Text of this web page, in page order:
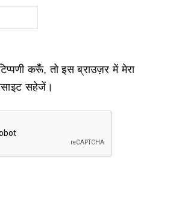
करूँ, तो इस ब्राउज़र में मेरा
सहेजें।